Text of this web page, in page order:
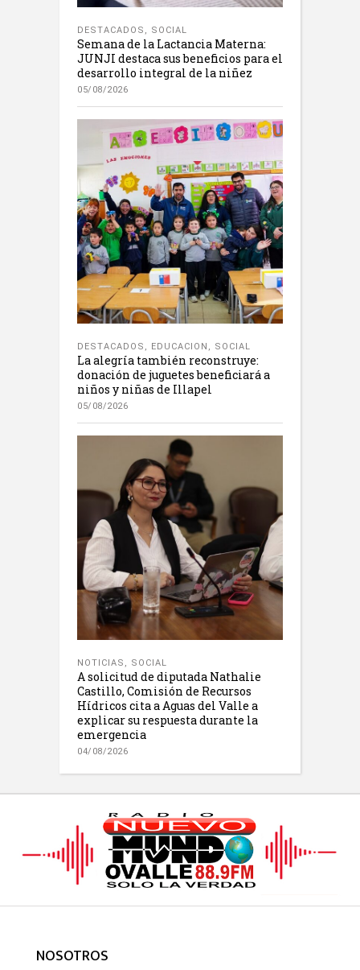
DESTACADOS SOCIAL
Semana de la Lactancia Materna:
JUNJI destaca sus beneficios para el
desarrollo integral de la niñez
05/08/2026
DESTACADOS , EDUCACION , SOCIAL
La alegría también reconstruye:
donación de juguetes beneficiará a
niños y niñas de Illapel
05/08/2026
NOTICIAS , SOCIAL
A solicitud de diputada Nathalie
Castillo, Comisión de Recursos
Hídricos cita a Aguas del Valle a
explicar su respuesta durante la
emergencia
04/08/2026
NOSOTROS